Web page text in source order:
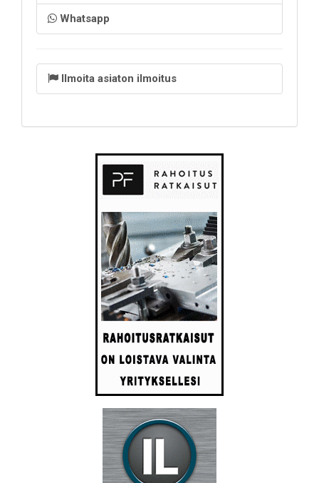
Whatsapp
Ilmoita asiaton ilmoitus